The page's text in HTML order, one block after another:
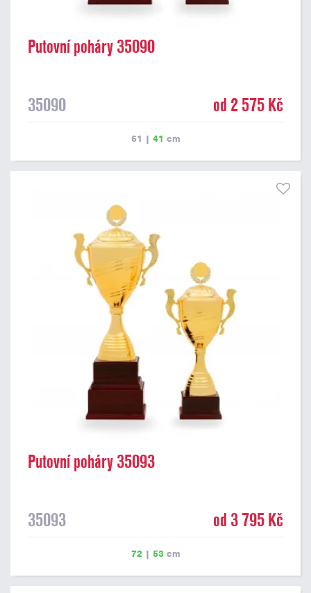
Putovní poháry 35090
35090 od 2 575 Kč
61 | 41 cm
Putovní poháry 35093
35093 od 3 795 Kč
72| 53cm